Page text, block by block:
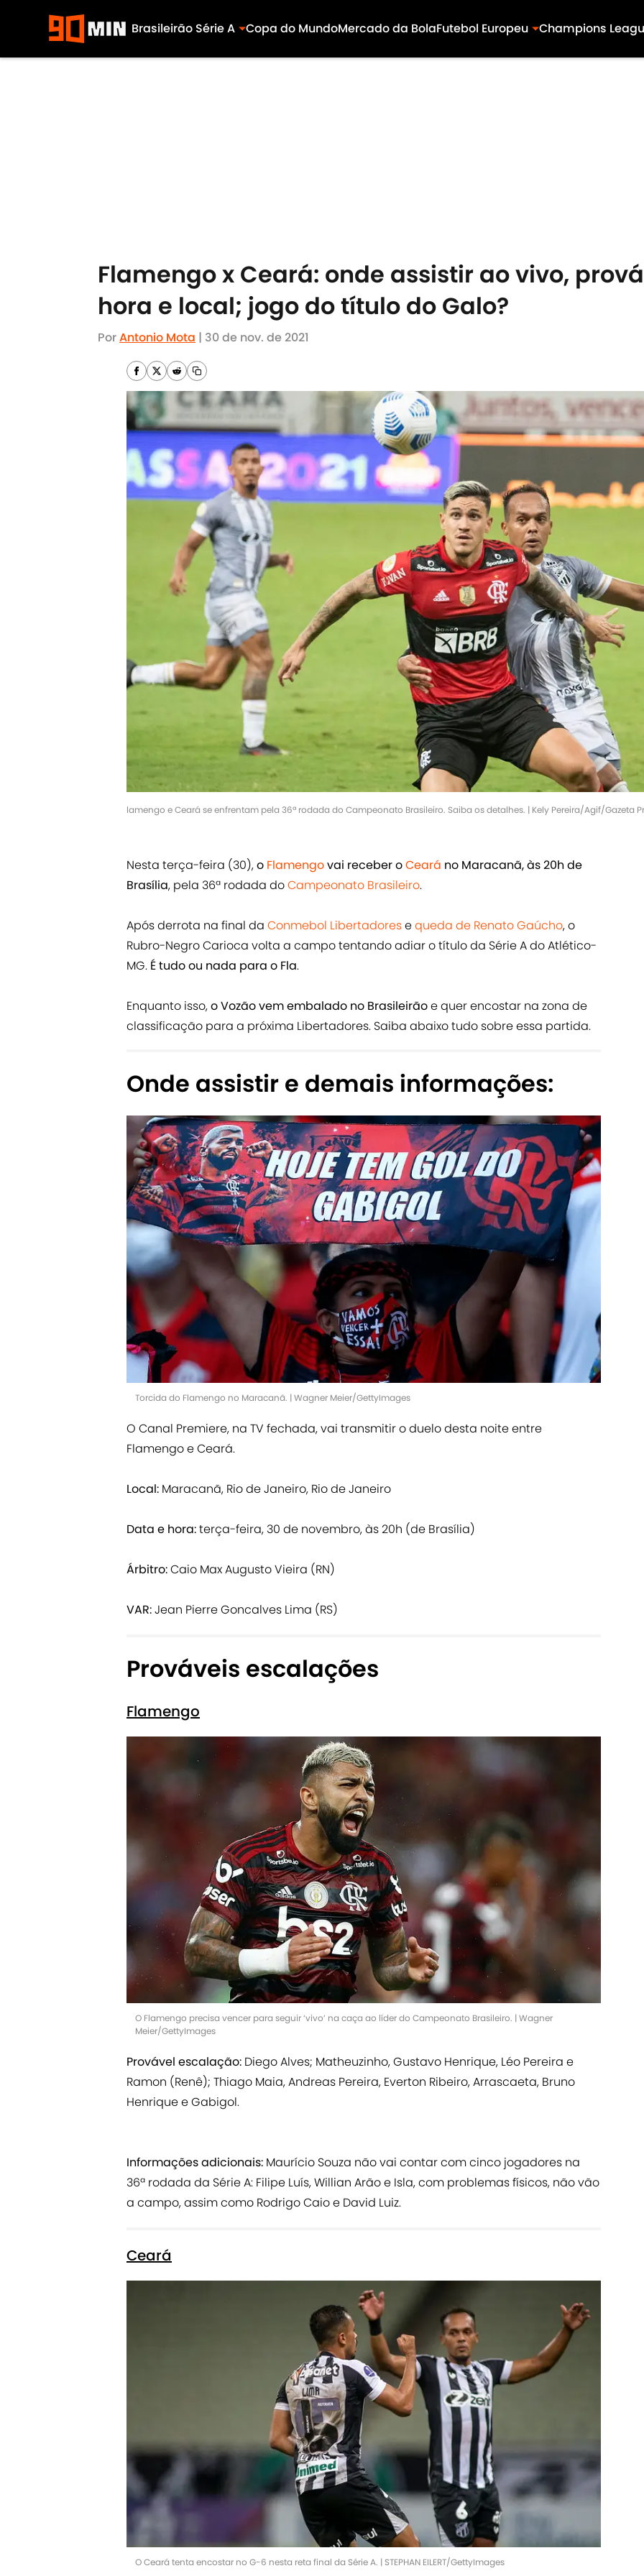
Brasileirão Série A Copa do MundoMercado da BolaFutebol Europeu Champions
Flamengo x Ceará: onde assistir ao vivo,
hora e local; jogo do título do Galo?
PorAntonio Mota | 30 de nov. de 2021
lamengo e Ceará se enfrentam pela 36ª rodada do Campeonato Brasileiro. Saiba os detalhes. | Kely Pereira/Agif/Gazeta
Nesta terça-feira (30),o Flamengovai receber oCeará no Maracanã, às 20h de
Brasília, pela 36ª rodada doCampeonato Brasileiro.
Após derrota na final da Conmebol Libertadoresequeda de Renato Gaúcho, o
Rubro-Negro Carioca volta a campo tentando adiar o título da Série A do Atlético-
MG. É tudo ou nada para o Fla.
Enquanto isso,o Vozão vem embalado no Brasileirãoe quer encostar na zona de
classificação para a próxima Libertadores. Saiba abaixo tudo sobre essa partida.
Onde assistir e demais informações:
Torcida do Flamengo no Maracanã. | Wagner Meier/GettyImages
O Canal Premiere, na TV fechada, vai transmitir o duelo desta noite entre
Flamengo e Ceará.
Local: Maracanã, Rio de Janeiro, Rio de Janeiro
Data e hora:terça-feira, 30 de novembro, às 20h (de Brasília)
Árbitro:Caio Max Augusto Vieira (RN)
VAR:Jean Pierre Goncalves Lima (RS)
Prováveis escalações
Flamengo
O Flamengo precisa vencer para seguir ‘vivo’ na caça ao líder do Campeonato Brasileiro. | Wagner
Meier/GettyImages
Provável escalação: Diego Alves; Matheuzinho, Gustavo Henrique, Léo Pereira e
Ramon (Renê); Thiago Maia, Andreas Pereira, Everton Ribeiro, Arrascaeta, Bruno
Henrique e Gabigol.
Informações adicionais: Maurício Souza não vai contar com cinco jogadores na
36ª rodada da Série A: Filipe Luís, Willian Arão e Isla, com problemas físicos, não vão
a campo, assim como Rodrigo Caio e David Luiz.
Ceará
O Ceará tenta encostar no G-6 nesta reta final da Série A. | STEPHAN EILERT/GettyImages